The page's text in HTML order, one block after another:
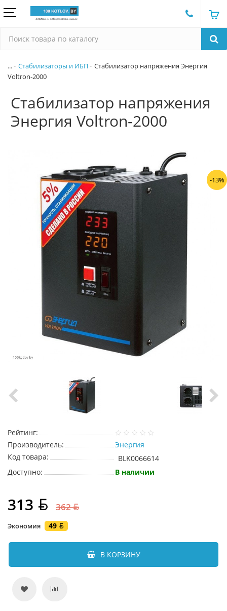
... Стабилизаторы и ИБП
Стабилизатор напряжения Энергия
Voltron-2000
Стабилизатор напряжения
Энергия Voltron-2000
-13%
Рейтинг:
Производитель:
Энергия
Код товара:
BLK0066614
Доступно:
В наличии
313 362
Экономия 49
В КОРЗИНУ